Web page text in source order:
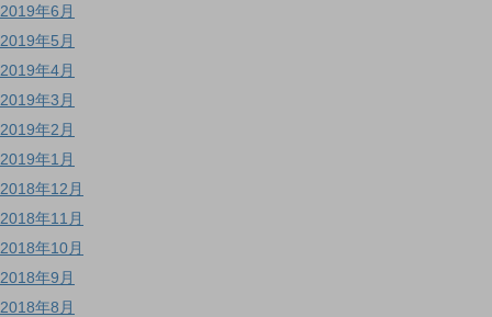
2019年6月
2019年5月
2019年4月
2019年3月
2019年2月
2019年1月
2018年12月
2018年11月
2018年10月
2018年9月
2018年8月